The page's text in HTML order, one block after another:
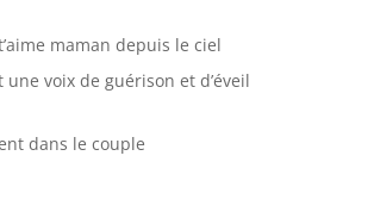
maman depuis le ciel
une voix de guérison et d’éveil
dans le couple